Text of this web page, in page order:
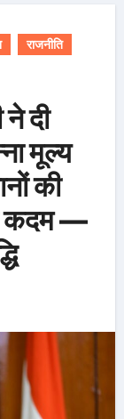
राजनीति
दी
मूल्य
की
कदम —